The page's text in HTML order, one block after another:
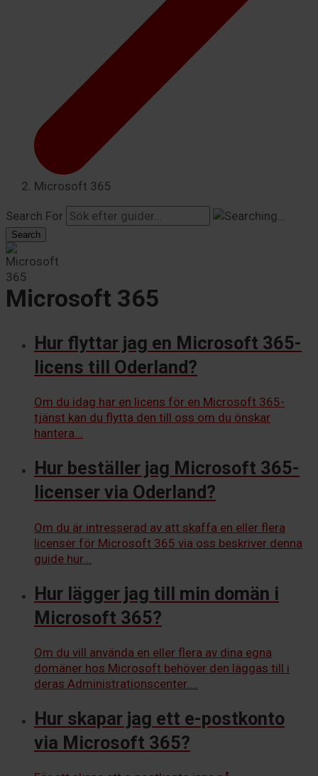
Microsoft 365
Search For
Search
Microsoft 365
Hur flyttar jag en Microsoft 365-
licens till Oderland?
Om du idag har en licens för en Microsoft 365-
tjänst kan du flytta den till oss om du önskar
hantera...
Hur beställer jag Microsoft 365-
licenser via Oderland?
Om du är intresserad av att skaffa en eller flera
licenser för Microsoft 365 via oss beskriver denna
guide hur...
Hur lägger jag till min domän i
Microsoft 365?
Om du vill använda en eller flera av dina egna
domäner hos Microsoft behöver den läggas till i
deras Administrationscenter....
Hur skapar jag ett e-postkonto
via Microsoft 365?